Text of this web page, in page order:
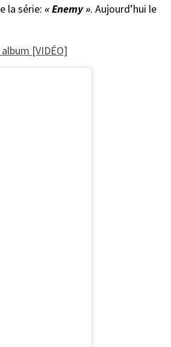
la série: « Enemy ». Aujourd’hui le
[VIDÉO]